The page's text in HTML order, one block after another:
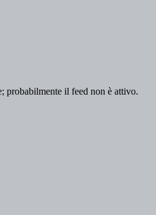
probabilmente il feed non è attivo.